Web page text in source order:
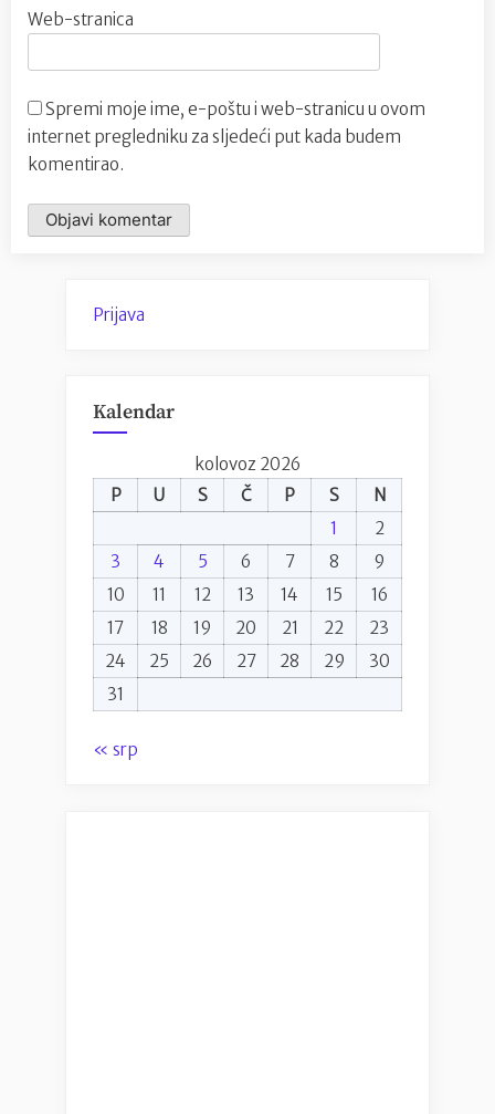
Web-stranica
Spremi moje ime, e-poštu i web-stranicu u ovom
internet pregledniku za sljedeći put kada budem
komentirao.
Prijava
Kalendar
kolovoz 2026
P
U S Č P S
N
1
2
3
4 5 6 7 8
9
10
11 12 13 14 15
16
17
18 19 20 21 22
23
24
25 26 27 28 29
30
31
« srp